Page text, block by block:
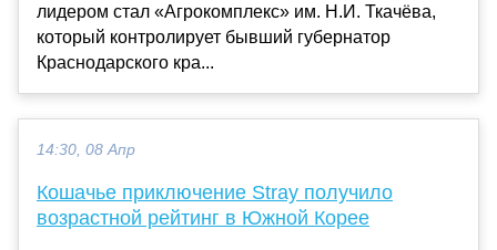
лидером стал «Агрокомплекс» им. Н.И. Ткачёва,
который контролирует бывший губернатор
Краснодарского кра...
14:30, 08 Апр
Кошачье приключение Stray получило
возрастной рейтинг в Южной Корее